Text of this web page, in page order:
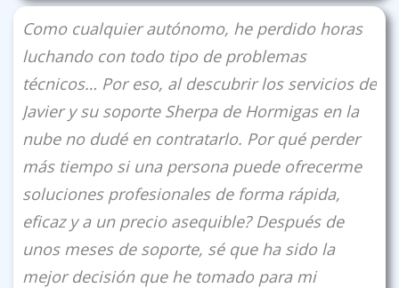
Como cualquier autónomo, he perdido horas
luchando con todo tipo de problemas
técnicos… Por eso, al descubrir los servicios de
Javier y su soporte Sherpa de Hormigas en la
nube no dudé en contratarlo. Por qué perder
más tiempo si una persona puede ofrecerme
soluciones profesionales de forma rápida,
eficaz y a un precio asequible? Después de
unos meses de soporte, sé que ha sido la
mejor decisión que he tomado para mi